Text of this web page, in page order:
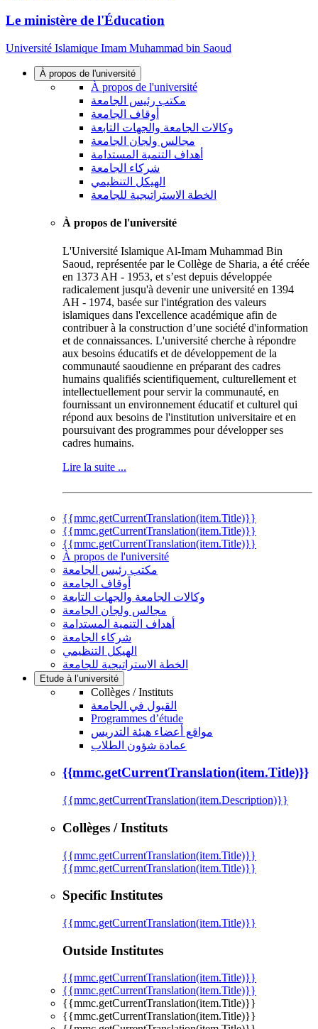
Le ministère de l'Éducation
Université Islamique Imam Muhammad bin Saoud
À propos de l'université
À propos de l'université
مكتب رئيس الجامعة
أوقاف الجامعة
وكالات الجامعة والجهات التابعة
مجالس ولجان الجامعة
أهداف التنمية المستدامة
شركاء الجامعة
الهيكل التنظيمي
الخطة الاستراتيجية للجامعة
À propos de l'université
L'Université Islamique Al-Imam Muhammad Bin
Saoud, représentée par le Collège de Sharia, a été créée
en 1373 AH - 1953, et s’est depuis développée
radicalement jusqu'à devenir une université en 1394
AH - 1974, basée sur l'intégration des valeurs
islamiques dans l'excellence académique afin de
contribuer à la construction d’une société d'information
et de connaissances. L'université cherche à répondre
aux besoins éducatifs et de développement de la
communauté saoudienne en préparant des cadres
humains qualifiés scientifiquement, culturellement et
intellectuellement pour servir la communauté, en
fournissant un environnement éducatif et culturel qui
répond aux besoins de l'institution universitaire et en
poursuivant des programmes pour développer ses
cadres humains.
Lire la suite ...
{{mmc.getCurrentTranslation(item.Title)}}
{{mmc.getCurrentTranslation(item.Title)}}
{{mmc.getCurrentTranslation(item.Title)}}
À propos de l'université
مكتب رئيس الجامعة
أوقاف الجامعة
وكالات الجامعة والجهات التابعة
مجالس ولجان الجامعة
أهداف التنمية المستدامة
شركاء الجامعة
الهيكل التنظيمي
الخطة الاستراتيجية للجامعة
Etude à l’université
Collèges / Instituts
القبول في الجامعة
Programmes d’étude
مواقع أعضاء هيئة التدريس
عمادة شؤون الطلاب
{{mmc.getCurrentTranslation(item.Title)}}
{{mmc.getCurrentTranslation(item.Description)}}
Collèges / Instituts
{{mmc.getCurrentTranslation(item.Title)}}
{{mmc.getCurrentTranslation(item.Title)}}
Specific Institutes
{{mmc.getCurrentTranslation(item.Title)}}
Outside Institutes
{{mmc.getCurrentTranslation(item.Title)}}
{{mmc.getCurrentTranslation(item.Title)}}
{{mmc.getCurrentTranslation(item.Title)}}
{{mmc.getCurrentTranslation(item.Title)}}